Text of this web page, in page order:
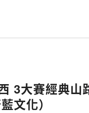
3大賽經典山
文化）